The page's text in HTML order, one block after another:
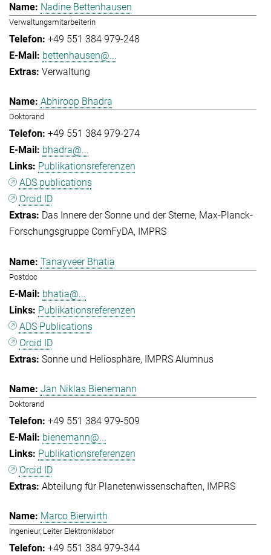
Nadine Bettenhausen
Verwaltungsmitarbeiterin
+49 551 384 979-248
bettenhausen@...
Verwaltung
Abhiroop Bhadra
Doktorand
+49 551 384 979-274
bhadra@...
Publikationsreferenzen
ADS publications
Orcid ID
Das Innere der Sonne und der Sterne Max-Planck-
Forschungsgruppe ComFyDA
IMPRS
Tanayveer Bhatia
Postdoc
bhatia@...
Publikationsreferenzen
ADS Publications
Orcid ID
Sonne und Heliosphäre IMPRS Alumnus
Jan Niklas Bienemann
Doktorand
+49 551 384 979-509
bienemann@...
Publikationsreferenzen
Orcid ID
Abteilung für Planetenwissenschaften IMPRS
Marco Bierwirth
Ingenieur, Leiter Elektroniklabor
+49 551 384 979-344